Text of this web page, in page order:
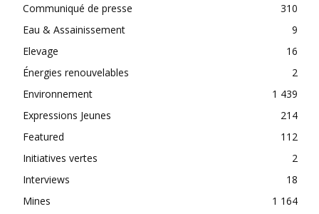
Communiqué de presse
310
Eau & Assainissement
9
Elevage
16
Énergies renouvelables
2
Environnement
1 439
Expressions Jeunes
214
Featured
112
Initiatives vertes
2
Interviews
18
Mines
1 164